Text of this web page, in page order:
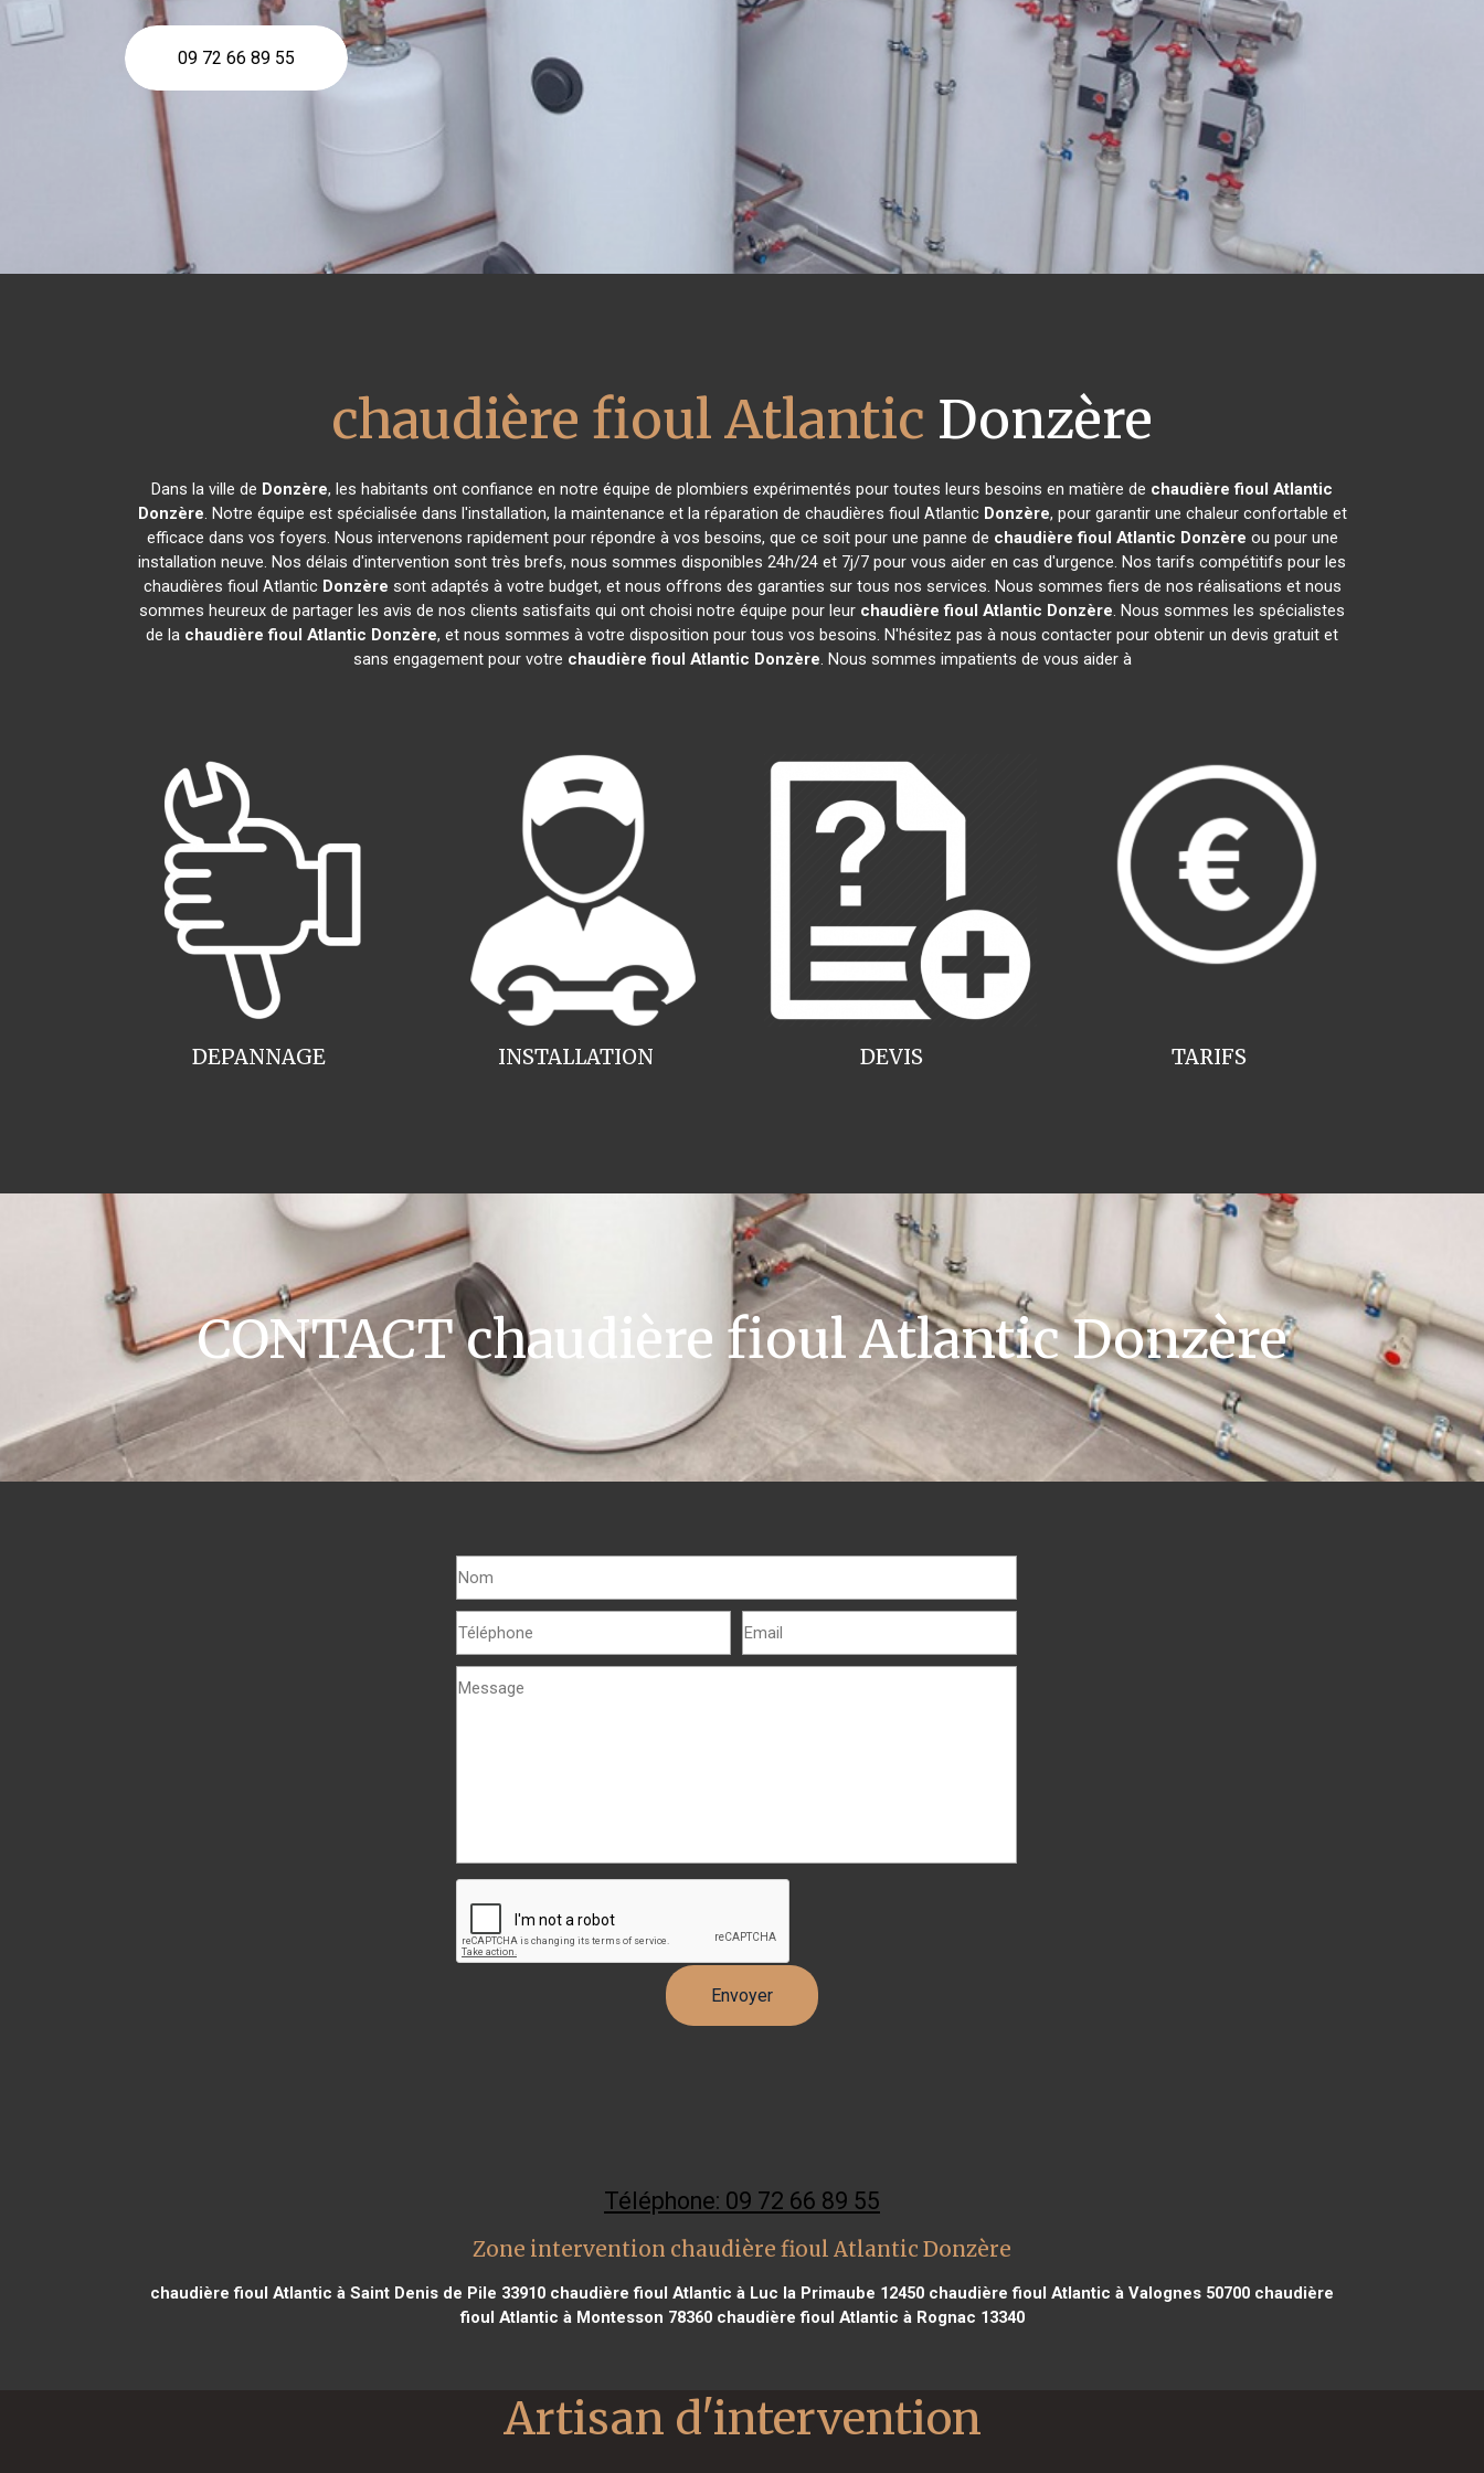
09 72 66 89 55
chaudière fioul Atlantic Donzère
Dans la ville de Donzère, les habitants ont confiance en notre équipe de plombiers expérimentés pour toutes leurs besoins en matière de chaudière fioul Atlantic
Donzère. Notre équipe est spécialisée dans l'installation, la maintenance et la réparation de chaudières fioul Atlantic Donzère, pour garantir une chaleur confortable et
efficace dans vos foyers. Nous intervenons rapidement pour répondre à vos besoins, que ce soit pour une panne de chaudière fioul Atlantic Donzère ou pour une
installation neuve. Nos délais d'intervention sont très brefs, nous sommes disponibles 24h/24 et 7j/7 pour vous aider en cas d'urgence. Nos tarifs compétitifs pour les
chaudières fioul Atlantic Donzère sont adaptés à votre budget, et nous offrons des garanties sur tous nos services. Nous sommes fiers de nos réalisations et nous
sommes heureux de partager les avis de nos clients satisfaits qui ont choisi notre équipe pour leur chaudière fioul Atlantic Donzère. Nous sommes les spécialistes
de la chaudière fioul Atlantic Donzère, et nous sommes à votre disposition pour tous vos besoins. N'hésitez pas à nous contacter pour obtenir un devis gratuit et
sans engagement pour votre chaudière fioul Atlantic Donzère. Nous sommes impatients de vous aider à
INSTALLATION
DEPANNAGE TARIFS
DEVIS
CONTACT chaudière fioul Atlantic Donzère
Téléphone: 09 72 66 89 55
Zone intervention chaudière fioul Atlantic Donzère
chaudière fioul Atlantic à Saint Denis de Pile 33910 chaudière fioul Atlantic à Luc la Primaube 12450 chaudière fioul Atlantic à Valognes 50700 chaudière
fioul Atlantic à Montesson 78360chaudière fioul Atlantic à Rognac 13340
Artisan d'intervention